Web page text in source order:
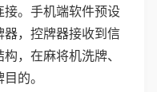
。手机端软件预设
，控牌器接收到信
，在麻将机洗牌、
的。